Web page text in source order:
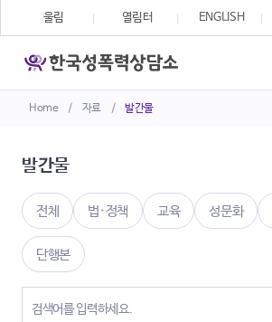
Home / 자료 / 발간물
울림 열림터 ENGLISH
발간물
전체 법·정책 교육 성문화
단행본